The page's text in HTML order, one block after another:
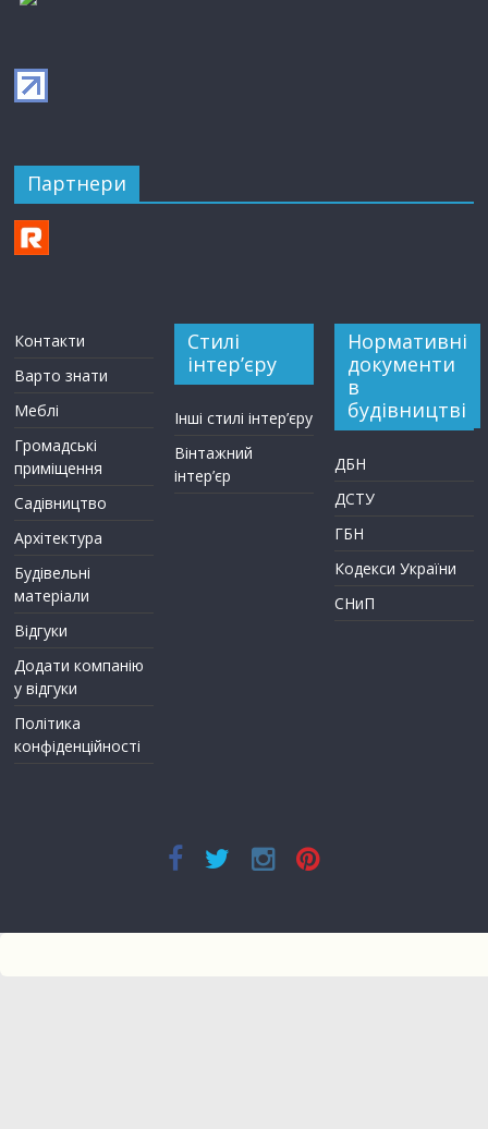
Партнери
Контакти
Варто знати
Меблі
Громадські
приміщення
Садівництво
Архітектура
Будівельні
матеріали
Відгуки
Додати компанію
у відгуки
Політика
конфіденційності
Стилі
інтер’єру
Інші стилі інтер’єру
Вінтажний
інтер’єр
Нормативні
документи
в
будівництві
ДБН
ДСТУ
ГБН
Кодекси України
СНиП